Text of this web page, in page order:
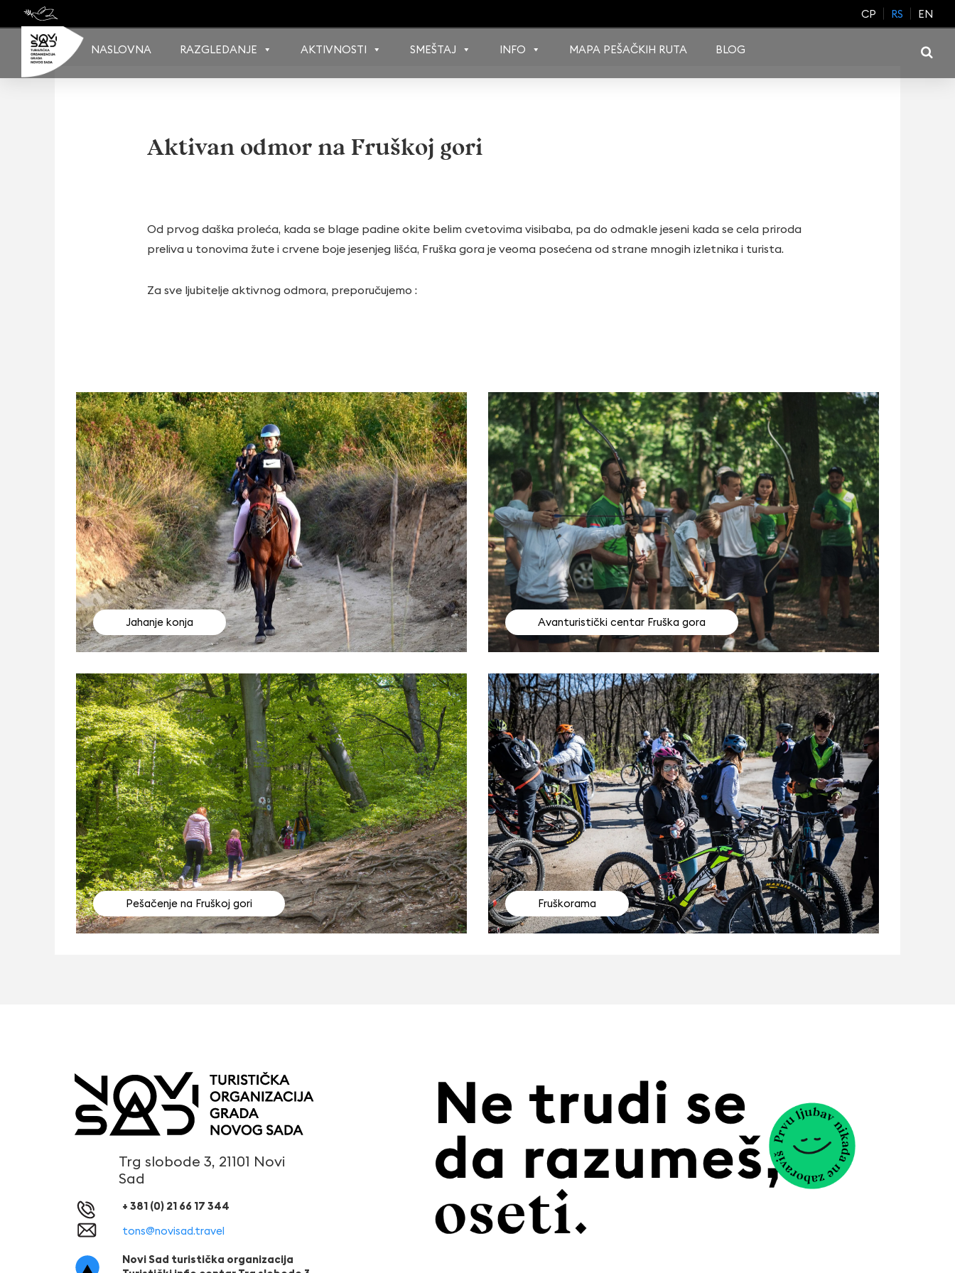
content
CP RS EN
NASLOVNA RAZGLEDANJE AKTIVNOSTI SMEŠTAJ INFO MAPA PEŠAČKIH RUTA BLOG
Aktivan odmor na Fruškoj gori
Od prvog daška proleća, kada se blage padine okite belim cvetovima visibaba, pa do odmakle jeseni kada se cela priroda
preliva u tonovima žute i crvene boje jesenjeg lišća, Fruška gora je veoma posećena od strane mnogih izletnika i turista.
Za sve ljubitelje aktivnog odmora, preporučujemo :
Jahanje konja Avanturistički centar Fruška gora
Pešačenje na Fruškoj gori Fruškorama
Trg slobode 3, 21101 Novi
Sad
+ 381 (0) 21 66 17 344
tons@novisad.travel
Novi Sad turistička organizacija